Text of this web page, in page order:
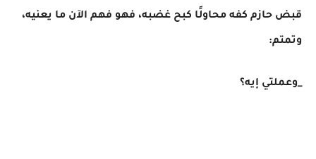
قبض حازم كفه محاولًا كبح غضبه، فهو فهم الآن ما يعنيه،
وتمتم:
_وعملتي إيه؟